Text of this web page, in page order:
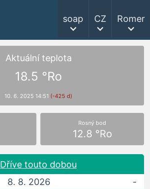
soap CZ Romer
Aktuální teplota
18.5 °Ro
10. 6. 2025 14:51 (-425 d)
Rosný bod
12.8 °Ro
Dříve touto dobou
8. 8. 2026
-